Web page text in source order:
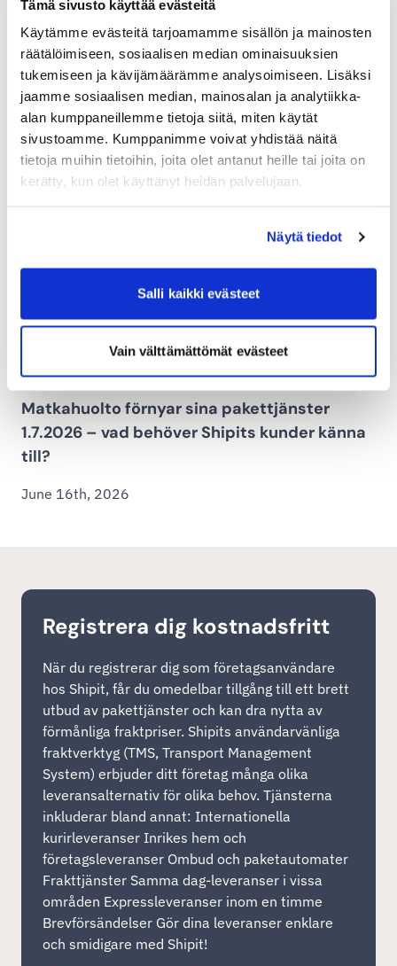
Tämä sivusto käyttää evästeitä
Käytämme evästeitä tarjoamamme sisällön ja mainosten
räätälöimiseen, sosiaalisen median ominaisuuksien
tukemiseen ja kävijämäärämme analysoimiseen. Lisäksi
jaamme sosiaalisen median, mainosalan ja analytiikka-
alan kumppaneillemme tietoja siitä, miten käytät
sivustoamme. Kumppanimme voivat yhdistää näitä
tietoja muihin tietoihin, joita olet antanut heille tai joita on
kerätty, kun olet käyttänyt heidän palvelujaan.
Näytä tiedot
Salli kaikki evästeet
Vain välttämättömät evästeet
Matkahuolto underhållsavbrott sön 2.8.2026
kl. 8:00
July 2nd, 2026
Matkahuolto förnyar sina pakettjänster
1.7.2026 – vad behöver Shipits kunder känna
till?
June 16th, 2026
Registrera dig kostnadsfritt
När du registrerar dig som företagsanvändare
hos Shipit, får du omedelbar tillgång till ett brett
utbud av pakettjänster och kan dra nytta av
förmånliga fraktpriser. Shipits användarvänliga
fraktverktyg (TMS, Transport Management
System) erbjuder ditt företag många olika
leveransalternativ för olika behov. Tjänsterna
inkluderar bland annat: Internationella
kurirleveranser Inrikes hem och
företagsleveranser Ombud och paketautomater
Frakttjänster Samma dag-leveranser i vissa
områden Expressleveranser inom en timme
Brevförsändelser Gör dina leveranser enklare
och smidigare med Shipit!